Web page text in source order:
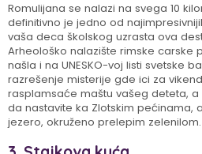
Romulijana se nalazi na svega 10
definitivno je jedno od
vaša deca školskog uzrasta ova
Arheološko nalazište rimske carske
našla i na UNESKO-voj listi svetske
razrešenje misterije gde ici za
rasplamsaće maštu vašeg deteta,
da nastavite ka Zlotskim pećinama,
jezero, okruženo prelepim zelenilom.